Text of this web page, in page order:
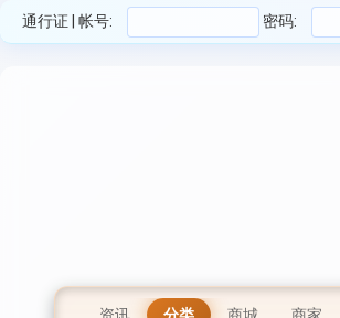
通行证 | 帐号: 密码: